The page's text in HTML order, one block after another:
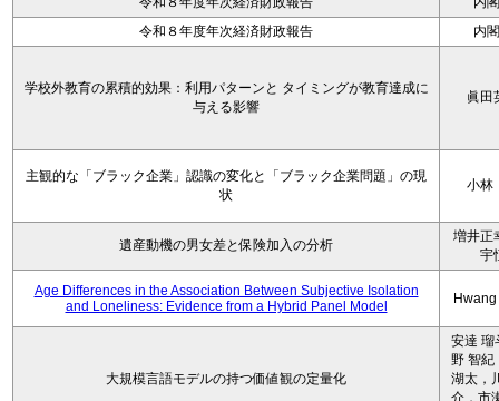
令和８年度年次経済財政報告
内
学校外教育の累積的効果：利用パターンと タイミングが教育達成に
与える影響
眞田
主観的な「ブラック企業」認識の変化と「ブラック企業問題」の現
状
小
遺産動機の男女差と保険加入の分析
増井正
宇
Age Differences in the Association Between Subjective Isolation
and Loneliness: Evidence from a Hybrid Panel Model
大規模言語モデルの持つ価値観の定量化
安達 瑠
野 智紀
湖太，
介，市